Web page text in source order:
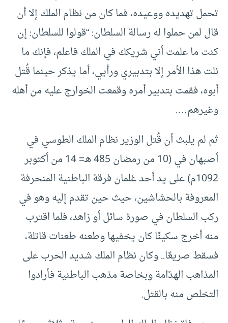
تحمل تهديده ووعيده، فما كان من نظام الملك إلا أن
قال لمن حملوا له رسالة السلطان: “قولوا للسلطان: إن
كنت ما علمت أني شريكك في الملك فاعلم، فإنك ما
نلت هذا الأمر إلا بتدبيري ورأيي، أما يذكر حينما قُتل
أبوه، فقمت بتدبير أمره وقمعت الخوارج عليه من أهله
وغيرهم….
ثم لم يلبث أن قُتل الوزير نظام الملك الطوسي في
أصبهان في (10 من رمضان 485 هـ= 14 من أكتوبر
1092م) على يد أحد غلمان فرقة الباطنية المنحرفة
المعروفة بالحشاشين، حيث حين تقدم إليه وهو في
ركب السلطان في صورة سائل أو زاهد، فلما اقترب
منه أخرج سكينًا كان يخفيها وطعنه طعنات قاتلة،
فسقط صريعًا.. وكان نظام الملك شديد الحرب على
المذاهب الهدّامة وبخاصة مذهب الباطنية فأرادوا
التخلص منه بالقتل.